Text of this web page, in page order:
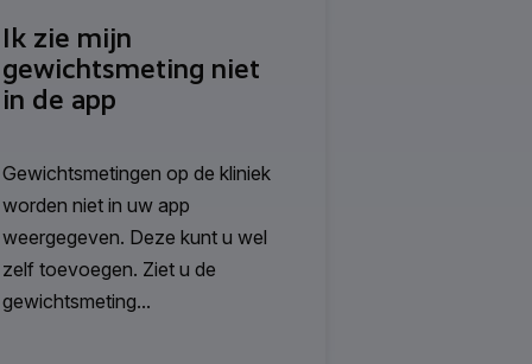
Ik zie mijn
gewichtsmeting niet
in de app
Gewichtsmetingen op de kliniek
worden niet in uw app
weergegeven. Deze kunt u wel
zelf toevoegen. Ziet u de
gewichtsmeting...